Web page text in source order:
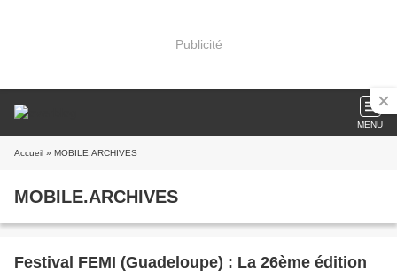
Publicité
MENU
Accueil » MOBILE.ARCHIVES
MOBILE.ARCHIVES
Festival FEMI (Guadeloupe) : La 26ème édition